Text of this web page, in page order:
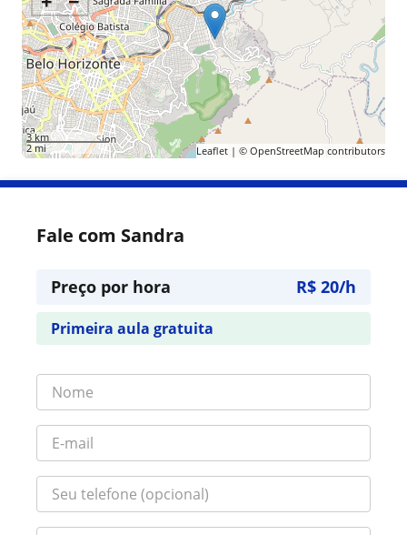
3 km
2 mi
Leaflet| © OpenStreetMap contributors
Fale com Sandra
Preço por hora R$ 20/h
Primeira aula gratuita